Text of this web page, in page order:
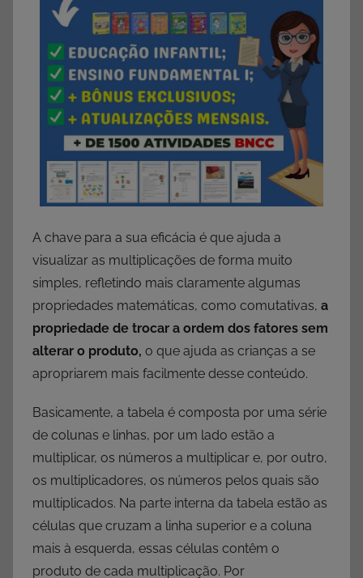
A chave para a sua eficácia é que ajuda a
visualizar as multiplicações de forma muito
simples, refletindo mais claramente algumas
propriedades matemáticas, como comutativas, a
propriedade de trocar a ordem dos fatores sem
alterar o produto, o que ajuda as crianças a se
apropriarem mais facilmente desse conteúdo.
Basicamente, a tabela é composta por uma série
de colunas e linhas, por um lado estão a
multiplicar, os números a multiplicar e, por outro,
os multiplicadores, os números pelos quais são
multiplicados. Na parte interna da tabela estão as
células que cruzam a linha superior e a coluna
mais à esquerda, essas células contêm o
produto de cada multiplicação. Por